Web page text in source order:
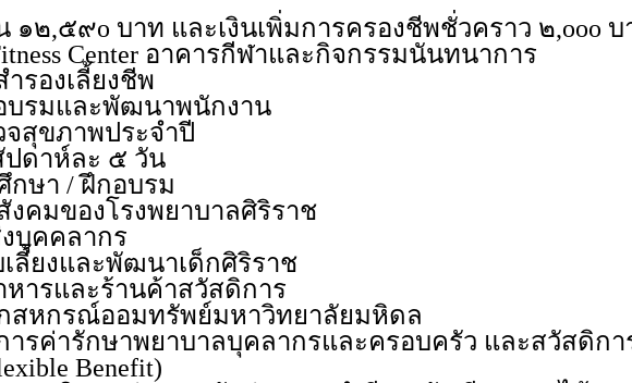
๑๒,๕๙o บาท และเงินเพิ่มการครองชีพชั่วคราว ๒,ooo บ
Center อาคารกีฬาและกิจกรรมนันทนาการ
รองเลี้ยงชีพ
บรมและพัฒนาพนักงาน
สุขภาพประจำปี
ปดาห์ละ ๕ วัน
กษา / ฝึกอบรม
งคมของโรงพยาบาลศิริราช
บุคคลากร
เลี้ยงและพัฒนาเด็กศิริราช
หารและร้านค้าสวัสดิการ
สหกรณ์ออมทรัพย์มหาวิทยาลัยมหิดล
ารค่ารักษาพยาบาลบุคลากรและครอบครัว และสวัสดิกา
Benefit)